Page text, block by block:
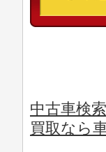
中古車検
買取なら